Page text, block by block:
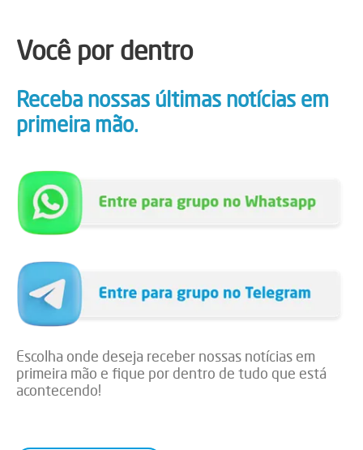
Você por dentro
Receba nossas últimas notícias em
primeira mão.
Escolha onde deseja receber nossas notícias em
primeira mão e fique por dentro de tudo que está
acontecendo!